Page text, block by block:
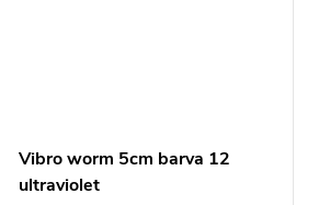
Vibro worm 5cm barva 12
ultraviolet